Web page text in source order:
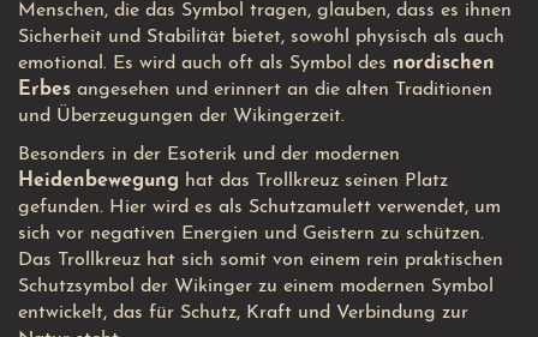
Menschen, die das Symbol tragen, glauben, dass es ihnen
Sicherheit und Stabilität bietet, sowohl physisch als auch
emotional. Es wird auch oft als Symbol des nordischen
Erbes angesehen und erinnert an die alten Traditionen
und Überzeugungen der Wikingerzeit.
Besonders in der Esoterik und der modernen
Heidenbewegung hat das Trollkreuz seinen Platz
gefunden. Hier wird es als Schutzamulett verwendet, um
sich vor negativen Energien und Geistern zu schützen.
Das Trollkreuz hat sich somit von einem rein praktischen
Schutzsymbol der Wikinger zu einem modernen Symbol
entwickelt, das für Schutz, Kraft und Verbindung zur